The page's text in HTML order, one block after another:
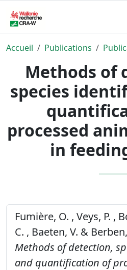
Accueil Publications
Methods of
species
processed
in
Fumière, O. , Veys, P. ,
C. , Baeten, V. &
Methods of detection,
and quantification of